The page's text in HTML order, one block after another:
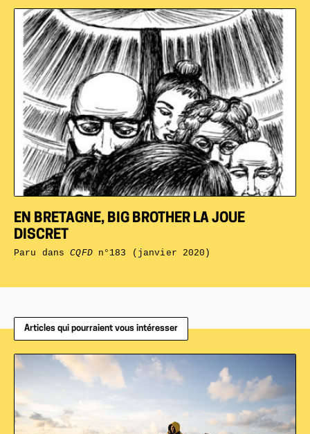
EN BRETAGNE, BIG BROTHER LA JOUE
DISCRET
Paru dansCQFDn°183 (janvier 2020)
Articles qui pourraient vous intéresser